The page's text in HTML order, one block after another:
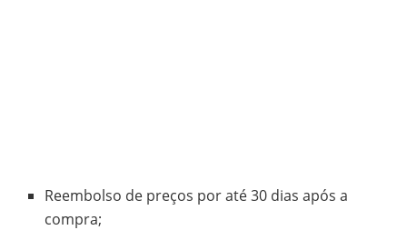
Reembolso de preços por até 30 dias após a
compra;